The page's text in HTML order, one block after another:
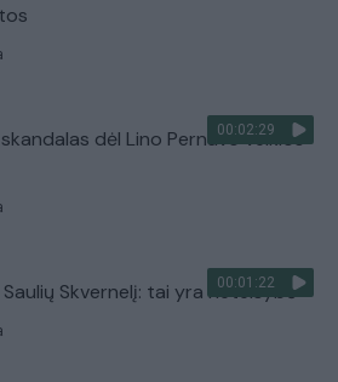
00:02:29
dėl Lino Pernavo veiklos
00:01:22
Skvernelį: tai yra neteisybė